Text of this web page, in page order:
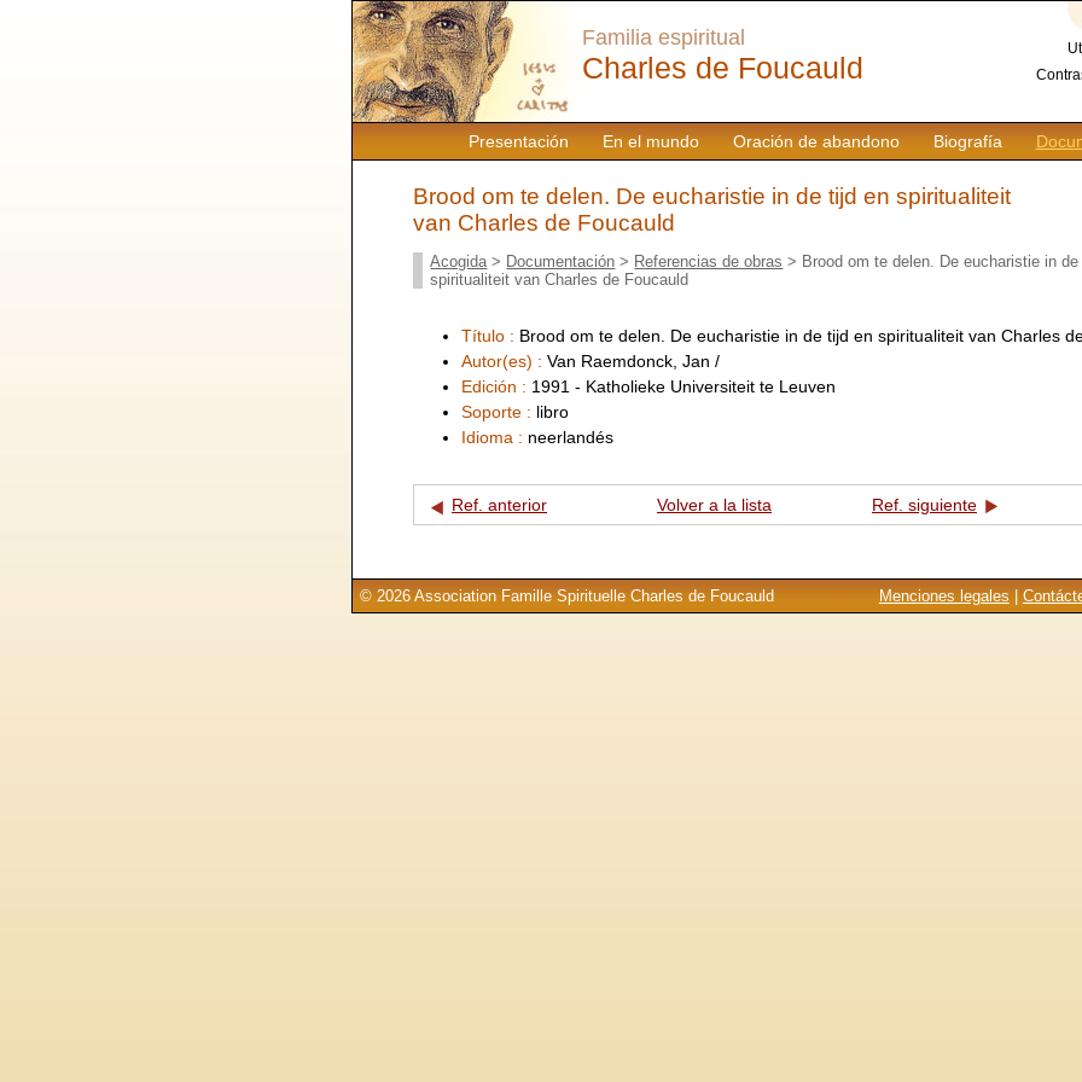
Presentación En el mundo Oración de abandono Biografía
Familia espiritual
Charles de Foucauld
Brood om te delen. De eucharistie in de tijd en spiritualiteit
van Charles de Foucauld
Acogida > Documentación > Referencias de obras > Brood om te delen. De eucharistie in
spiritualiteit van Charles de Foucauld
Título : Brood om te delen. De eucharistie in de tijd en spiritualiteit van Charles
Autor(es) : Van Raemdonck, Jan /
Edición : 1991 - Katholieke Universiteit te Leuven
Soporte : libro
Idioma : neerlandés
Ref. anterior Volver a la lista Ref. siguiente
Menciones legales
© 2026 Association Famille Spirituelle Charles de Foucauld